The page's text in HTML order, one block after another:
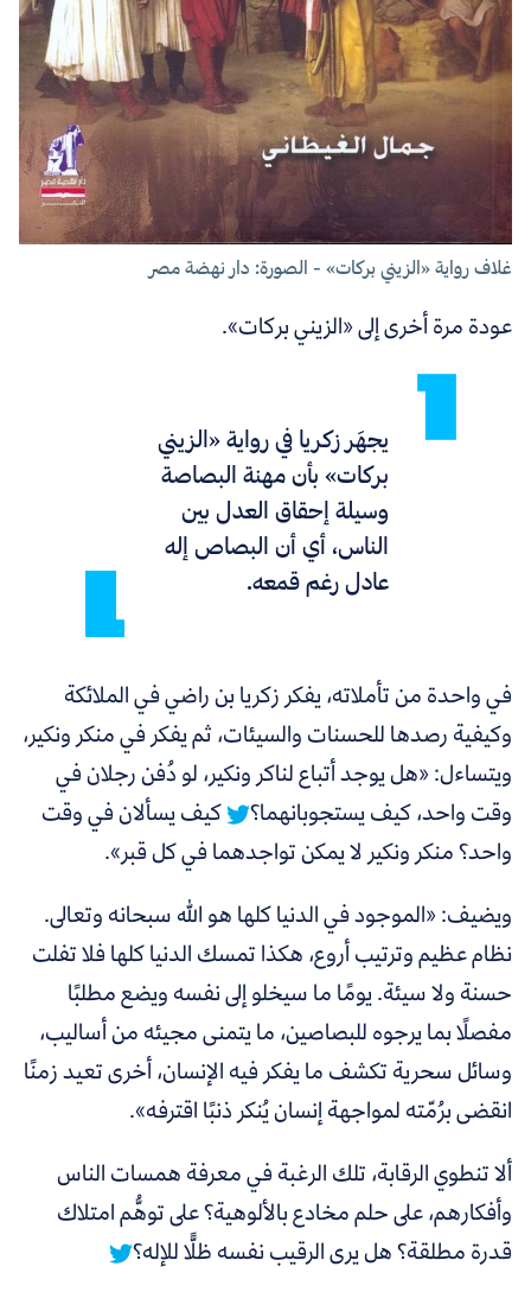
غلاف رواية «الزيني بركات» - الصورة: دار نهضة مصر
عودة مرة أخرى إلى «الزيني بركات».
يجهَر زكريا في رواية «الزيني
بركات» بأن مهنة البصاصة
وسيلة إحقاق العدل بين
الناس، أي أن البصاص إله
عادل رغم قمعه.
في واحدة من تأملاته،يفكر زكريا بن راضي في الملائكة
وكيفية رصدها للحسنات والسيئات، ثم يفكر في منكر ونكير،
ويتساءل: «هل يوجد أتباع لناكر ونكير، لو دُفن رجلان في
وقت واحد، كيف يستجوبانهما؟
كيف يسألان في وقت
واحد؟ منكر ونكير لا يمكن تواجدهما في كل قبر».
ويضيف: «الموجود في الدنيا كلها هو الله سبحانه وتعالى.
نظام عظيم وترتيب أروع، هكذا تمسك الدنيا كلها فلا تفلت
حسنة ولا سيئة. يومًا ما سيخلو إلى نفسه ويضع مطلبًا
مفصلًا بما يرجوه للبصاصين، ما يتمنى مجيئه من أساليب،
وسائل سحرية تكشف ما يفكر فيه الإنسان، أخرى تعيد زمنًا
انقضى برُمّته لمواجهة إنسان يُنكر ذنبًا اقترفه».
ألا تنطوي الرقابة، تلك الرغبة في معرفة همسات الناس
وأفكارهم، على حلم مخادع بالألوهية؟ على توهُّم امتلاك
قدرة مطلقة؟ هل يرى الرقيب نفسه ظلًّا للإله؟